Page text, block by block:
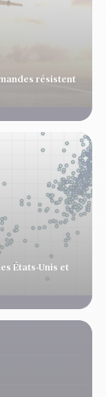
résistent
États-Unis et